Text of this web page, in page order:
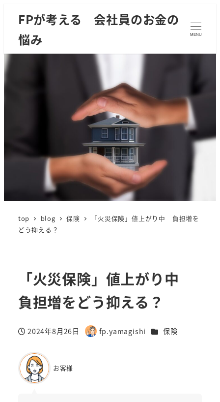
FPが考える 会社員のお金の
悩み
MENU
top blog 保険
「火災保険」値上がり中 負担増を
どう抑える？
「火災保険」値上がり中
負担増をどう抑える？
投稿日
2024年8月26日
著
fp.yamagishi カテゴリー
保険
お客様